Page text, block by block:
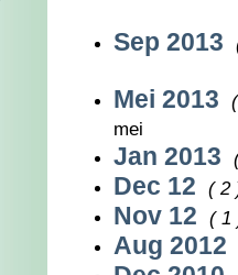
Sep 2013
Mei 2013
mei
Jan 2013
Dec 12 ( 2
Nov 12 ( 1
Aug 2012